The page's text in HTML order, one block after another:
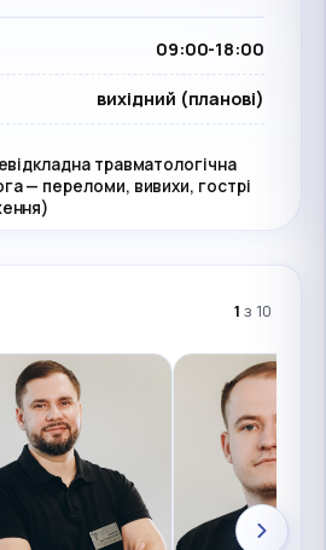
09:00-18:00
вихідний (планові)
травматологічна
— переломи, вивихи, гострі
1 з 10